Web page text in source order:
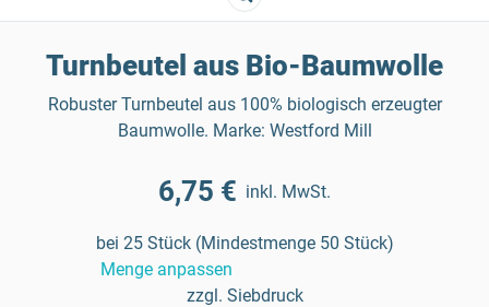
Turnbeutel aus Bio-Baumwolle
Robuster Turnbeutel aus 100% biologisch erzeugter
Baumwolle. Marke: Westford Mill
6,75 € inkl. MwSt.
bei 25 Stück (Mindestmenge 50 Stück)
Menge anpassen
zzgl. Siebdruck